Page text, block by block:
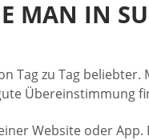
MAN IN
Tag zu Tag
Übereinstimmung
Website oder